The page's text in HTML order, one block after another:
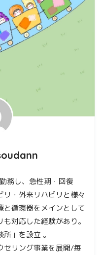
務し、急性期・回復
・外来リハビリと様々
と循環器をメインとして
対応した経験があり。
」を設立 。
セリング事業を展開/毎